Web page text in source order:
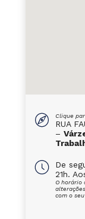
Clique
RUA
–
De
21h.
O horário
com o seu